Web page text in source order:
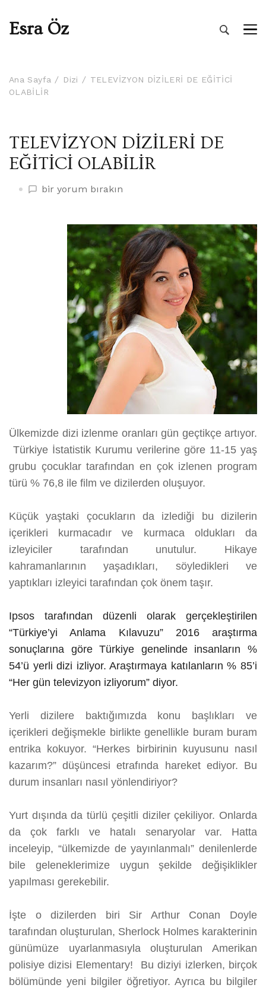
Esra Öz
Ana Sayfa Dizi
TELEVİZYON DİZİLERİ DE EĞİTİCİ
OLABİLİR
TELEVİZYON DİZİLERİ DE
EĞİTİCİ OLABİLİR
TELEVİZYON
EĞİTİCİ
OLABİLİR
üzerine
bir yorum bırakın
Ülkemizde dizi izlenme oranları gün geçtikçe artıyor.
Türkiye İstatistik Kurumu verilerine göre 11-15 yaş
grubu çocuklar tarafından en çok izlenen program
türü % 76,8 ile film ve dizilerden oluşuyor.
Küçük yaştaki çocukların da izlediği bu dizilerin
içerikleri kurmacadır ve kurmaca oldukları da
izleyiciler tarafından unutulur. Hikaye
kahramanlarının yaşadıkları, söyledikleri ve
yaptıkları izleyici tarafından çok önem taşır.
Ipsos tarafından düzenli olarak gerçekleştirilen
“Türkiye’yi Anlama Kılavuzu” 2016 araştırma
sonuçlarına göre Türkiye genelinde insanların %
54’ü yerli dizi izliyor. Araştırmaya katılanların % 85’i
“Her gün televizyon izliyorum” diyor.
Yerli dizilere baktığımızda konu başlıkları ve
içerikleri değişmekle birlikte genellikle buram buram
entrika kokuyor. “Herkes birbirinin kuyusunu nasıl
kazarım?” düşüncesi etrafında hareket ediyor. Bu
durum insanları nasıl yönlendiriyor?
Yurt dışında da türlü çeşitli diziler çekiliyor. Onlarda
da çok farklı ve hatalı senaryolar var. Hatta
inceleyip, “ülkemizde de yayınlanmalı” denilenlerde
bile geleneklerimize uygun şekilde değişiklikler
yapılması gerekebilir.
İşte o dizilerden biri Sir Arthur Conan Doyle
tarafından oluşturulan, Sherlock Holmes karakterinin
günümüze uyarlanmasıyla oluşturulan Amerikan
polisiye dizisi Elementary! Bu diziyi izlerken, birçok
bölümünde yeni bilgiler öğretiyor. Ayrıca bu bilgiler